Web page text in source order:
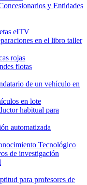
y Entidades
eITV
en el libro taller
rojas
flotas
de un vehículo en
en lote
habitual para
automatizada
Tecnológico
de investigación
para profesores de